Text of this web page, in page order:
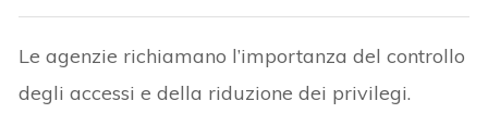
Le agenzie richiamano l’importanza del controllo
degli accessi e della riduzione dei privilegi.